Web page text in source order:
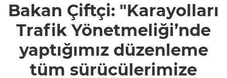
Yönetmeliği’nde
yaptığımız
düzenleme tüm
sürücülerimize
Bakan Çiftçi: "Karayolları
Trafik Yönetmeliği’nde
yaptığımız düzenleme
tüm sürücülerimize